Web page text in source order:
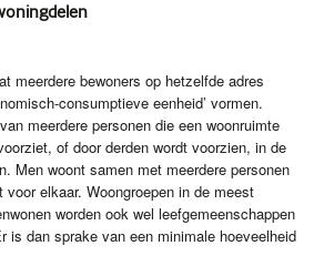
meerdere bewoners op hetzelfde adres
consumptieve eenheid’ vormen.
meerdere personen die een woonruimte
of door derden wordt voorzien, in de
Men woont samen met meerdere personen
elkaar. Woongroepen in de meest
worden ook wel leefgemeenschappen
is dan sprake van een minimale hoeveelheid